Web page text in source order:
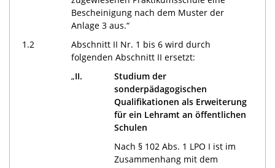
Bescheinigung nach dem Muster der
Anlage 3 aus.“
1.2
Abschnitt II Nr. 1 bis 6 wird durch
folgenden Abschnitt II ersetzt:
„II.
Studium der
sonderpädagogischen
Qualifikationen als Erweiterung
für ein Lehramt an öffentlichen
Schulen
Nach § 102 Abs. 1 LPO I ist im
Zusammenhang mit dem